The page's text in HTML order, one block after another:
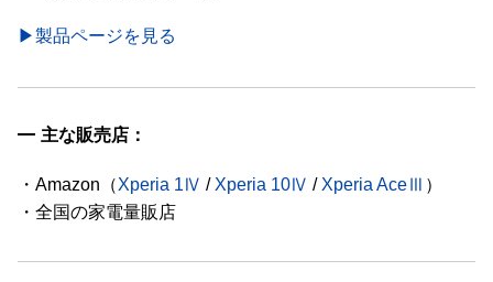
▶製品ページを見る
主な販売店：
・Amazon（Xperia 1Ⅳ / Xperia 10Ⅳ / Xperia AceⅢ ）
・全国の家電量販店